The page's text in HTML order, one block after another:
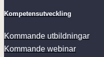
Kompetensutveckling
Kommande utbildningar
Kommande webinar